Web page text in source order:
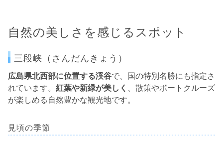
自然の美しさを感じるスポット
三段峡（さんだんきょう）
広島県北西部に位置する渓谷で、国の特別名勝にも指定さ
れています。 紅葉や新緑が美しく 、散策やボートクルーズ
が楽しめる自然豊かな観光地です。
見頃の季節